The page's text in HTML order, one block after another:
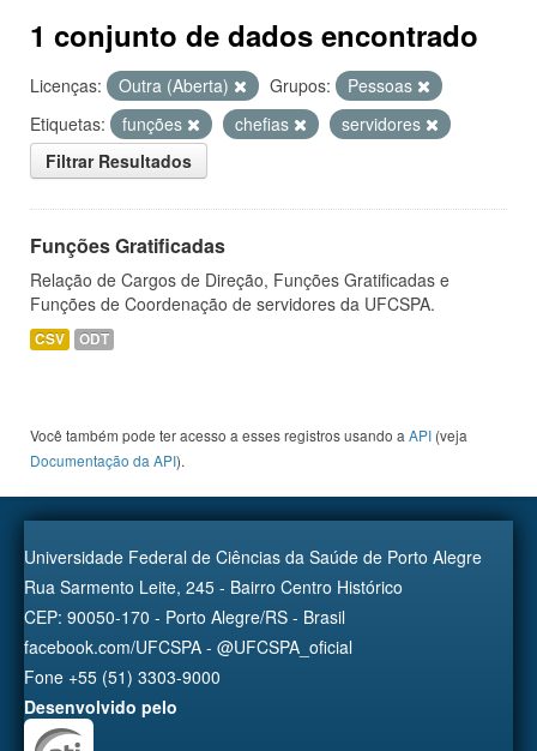
1 conjunto de dados encontrado
Licenças: Outra (Aberta) Grupos:
Pessoas
Etiquetas:
funções chefias
servidores
Filtrar Resultados
Funções Gratificadas
Relação de Cargos de Direção, Funções Gratificadas e
Funções de Coordenação de servidores da UFCSPA.
CSV ODT
Você também pode ter acesso a esses registros usando a API (veja
Documentação da API).
Universidade Federal de Ciências da Saúde de Porto Alegre
Rua Sarmento Leite, 245 - Bairro Centro Histórico
CEP: 90050-170 - Porto Alegre/RS - Brasil
facebook.com/UFCSPA - @UFCSPA_oficial
Fone +55 (51) 3303-9000
Desenvolvido pelo